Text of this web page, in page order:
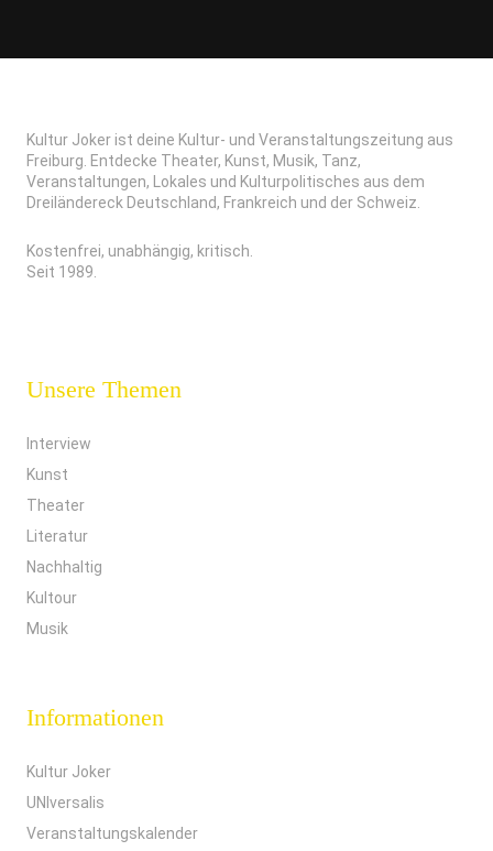
Kultur Joker ist deine Kultur- und Veranstaltungszeitung aus
Freiburg. Entdecke Theater, Kunst, Musik, Tanz,
Veranstaltungen, Lokales und Kulturpolitisches aus dem
Dreiländereck Deutschland, Frankreich und der Schweiz.
Kostenfrei, unabhängig, kritisch.
Seit 1989.
Unsere Themen
Interview
Kunst
Theater
Literatur
Nachhaltig
Kultour
Musik
Informationen
Kultur Joker
UNIversalis
Veranstaltungskalender